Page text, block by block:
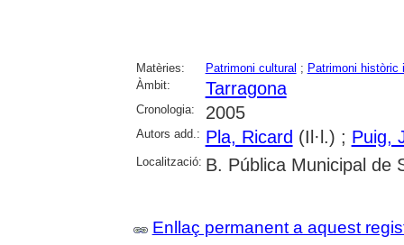
Matèries: Patrimoni cultural ; Patrimoni històric
Àmbit:
Tarragona
Cronologia: 2005
Autors add.: Pla, Ricard (Il·l.) ; Puig,
Localització: B. Pública Municipal de
Enllaç permanent a aquest